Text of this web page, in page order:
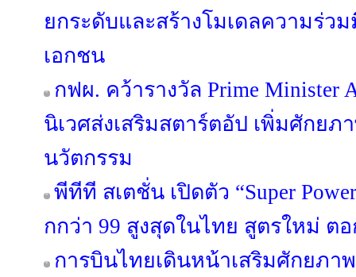
ยกระดับและสร้างโมเดลความร่ว
เอกชน
กฟผ. คว้ารางวัล Prime Minister
นิเวศส่งเสริมสตาร์ตอัป เพิ่มศักย
นวัตกรรม
พีทีที สเตชั่น เปิดตัว “Super
กกว่า 99 สูงสุดในไทย สูตรใหม่ ต
การบินไทยเดินหน้าเสริมศักยภา